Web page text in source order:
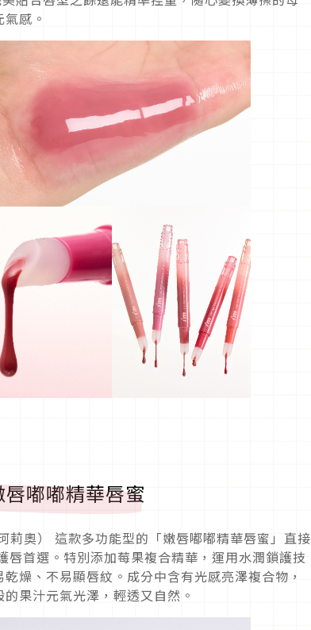
感。
嘟嘟精華唇蜜
奧） 這款多功能型的「嫩唇嘟嘟精華唇蜜」直接
首選。特別添加莓果複合精華，運用水潤鎖護技
燥、不易顯唇紋。成分中含有光感亮澤複合物，
果汁元氣光澤，輕透又自然。